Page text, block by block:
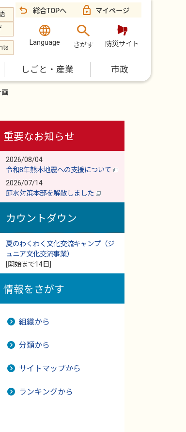
総合TOPへ マイページ
Language さがす 防災サイト
しごと・産業 市政
画
重要なお知らせ
2026/08/04
令和8年熊本地震への支援について
2026/07/14
節水対策本部を解散しました
カウントダウン
夏のわくわく文化交流キャンプ（ジ
ュニア文化交流事業）
[開始まで14日]
情報をさがす
組織から
分類から
サイトマップから
ランキングから